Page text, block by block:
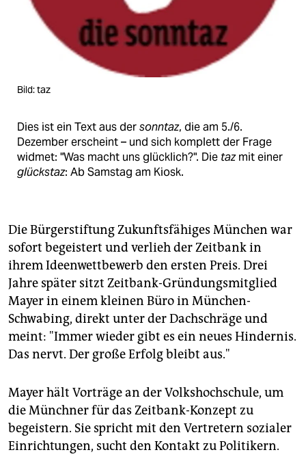
Bild: taz
Dies ist ein Text aus dersonntaz, die am 5./6.
Dezember erscheint – und sich komplett der Frage
widmet: "Was macht uns glücklich?". Die tazmit einer
glückstaz: Ab Samstag am Kiosk.
Die Bürgerstiftung Zukunftsfähiges München war
sofort begeistert und verlieh der Zeitbank in
ihrem Ideenwettbewerb den ersten Preis. Drei
Jahre später sitzt Zeitbank-Gründungsmitglied
Mayer in einem kleinen Büro in München-
Schwabing, direkt unter der Dachschräge und
meint: "Immer wieder gibt es ein neues Hindernis.
Das nervt. Der große Erfolg bleibt aus."
Mayer hält Vorträge an der Volkshochschule, um
die Münchner für das Zeitbank-Konzept zu
begeistern. Sie spricht mit den Vertretern sozialer
Einrichtungen, sucht den Kontakt zu Politikern.